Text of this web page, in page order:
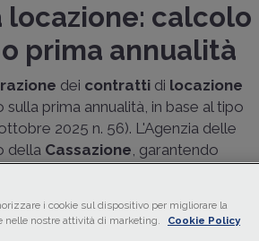
locazione: calcolo
prima annualità
dei contratti di locazione
prima annualità, in base al tipo
2025 n. 56). L'Agenzia delle
della Cassazione, garantendo
in Torino
i cookie sul dispositivo per migliorare la
nostre attività di marketing.
Cookie Policy